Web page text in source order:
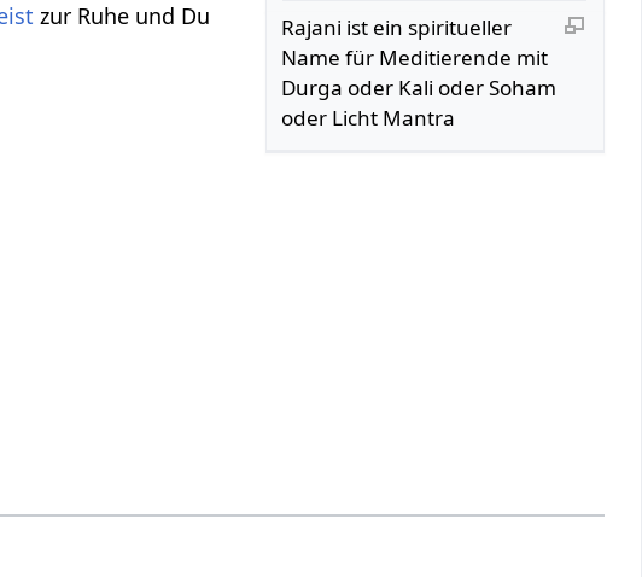
Rajani ist ein spiritueller
Name für Meditierende mit
Durga oder Kali oder Soham
oder Licht Mantra
zur Ruhe und Du